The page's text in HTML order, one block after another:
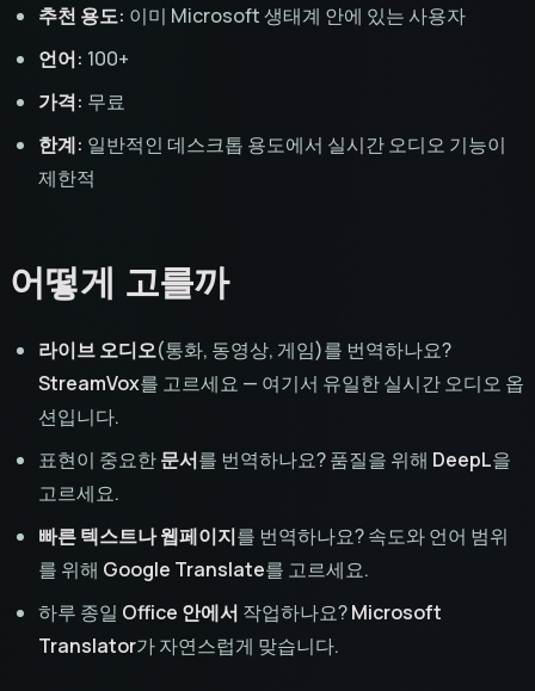
추천 용도: 이미 Microsoft 생태계 안에 있는 사용자
언어: 100+
가격: 무료
한계: 일반적인 데스크톱 용도에서 실시간 오디오 기능이
제한적
어떻게 고를까
라이브 오디오(통화, 동영상, 게임)를 번역하나요?
StreamVox를 고르세요 — 여기서 유일한 실시간 오디오 옵
션입니다.
표현이 중요한문서를 번역하나요? 품질을 위해 DeepL을
고르세요.
빠른 텍스트나 웹페이지를 번역하나요? 속도와 언어 범위
를 위해 Google Translate를 고르세요.
하루 종일 Office 안에서 작업하나요?Microsoft
Translator가 자연스럽게 맞습니다.